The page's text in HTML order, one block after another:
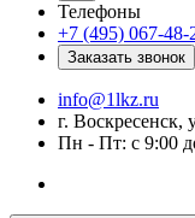
Телефоны
+7 (495) 067-48-
Заказать звонок
info@1lkz.ru
г. Воскресенск,
Пн - Пт: с 9:00